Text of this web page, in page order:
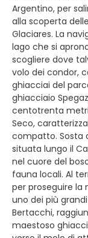
Argentino, per
alla scoperta
Glaciares. La
lago che si
scogliere dove
volo dei condor,
ghiacciai del
ghiacciaio
centotrenta
Seco,
compatto. Sosta
situata lungo il
nel cuore del
fauna locali. Al
per proseguire la
uno dei più
Bertacchi,
maestoso